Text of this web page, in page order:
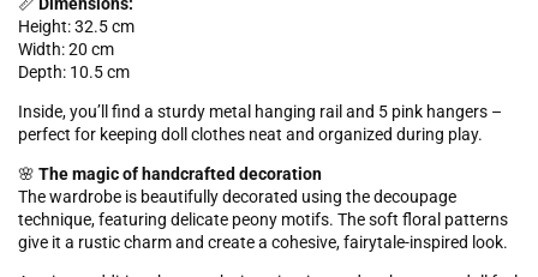
📏 Dimensions:
Height: 32.5 cm
Width: 20 cm
Depth: 10.5 cm
Inside, you’ll find a sturdy metal hanging rail and 5 pink hangers –
perfect for keeping doll clothes neat and organized during play.
🌸 The magic of handcrafted decoration
The wardrobe is beautifully decorated using the decoupage
technique, featuring delicate peony motifs. The soft floral patterns
give it a rustic charm and create a cohesive, fairytale-inspired look.